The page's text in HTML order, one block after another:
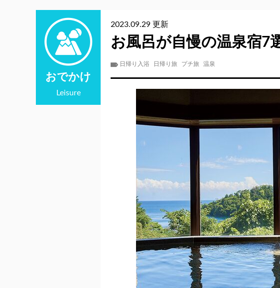
おでかけ
Leisure
2023.09.29 更新
お風呂が自慢の温泉宿7
日帰り入浴 日帰り旅 プチ旅 温泉